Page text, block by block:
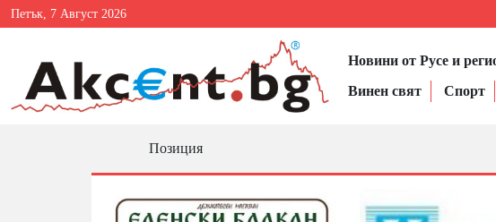
Петък, 7 Август 2026
Новини от Русе и
Винен свят
Спорт
Позиция